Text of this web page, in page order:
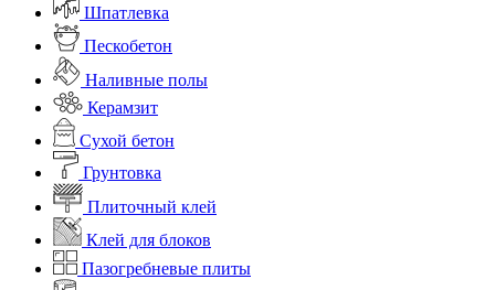
Шпатлевка
Пескобетон
Наливные полы
Керамзит
Сухой бетон
Грунтовка
Плиточный клей
Клей для блоков
Пазогребневые плиты